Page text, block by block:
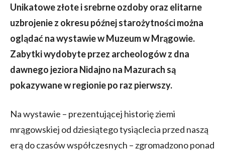
Unikatowe złote i srebrne ozdoby oraz elitarne
uzbrojenie z okresu późnej starożytności można
oglądać na wystawie w Muzeum w Mrągowie.
Zabytki wydobyte przez archeologów z dna
dawnego jeziora Nidajno na Mazurach są
pokazywane w regionie po raz pierwszy.
Na wystawie – prezentującej historię ziemi
mrągowskiej od dziesiątego tysiąclecia przed naszą
erą do czasów współczesnych – zgromadzono ponad